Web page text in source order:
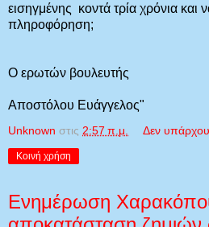
εισηγμένης κοντά τρία χρόνια και
πληροφόρηση;
Ο ερωτών βουλευτής
Αποστόλου Ευάγγελος"
Unknown στις 2:57 π.μ. Δεν
Κοινή χρήση
Ενημέρωση